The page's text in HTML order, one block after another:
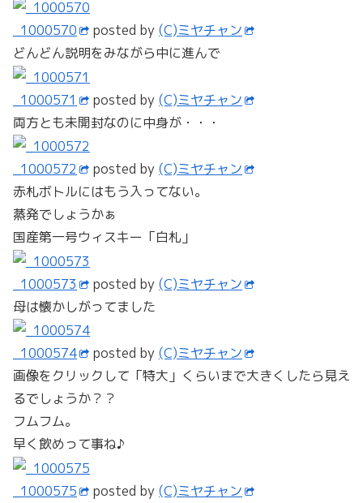
_1000570 posted by (C)ミヤチャン
どんどん説明をみながら中に進んで
_1000571 posted by (C)ミヤチャン
両方とも未開封なのに中身が・・・
_1000572 posted by (C)ミヤチャン
赤札ボトルにはもう入ってない。
蒸発でしょうかぁ
国産第一号ウィスキー「白札」
_1000573 posted by (C)ミヤチャン
母は懐かしがってました
_1000574 posted by (C)ミヤチャン
画像をクリックして「特大」くらいまで大きくしたら見え
るでしょうか？？
フムフム。
早く飲めって事ね♪
_1000575 posted by (C)ミヤチャン